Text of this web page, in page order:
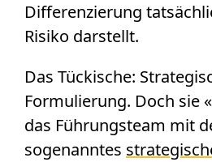
Differenzierung
Risiko darstellt.
Das Tückische:
Formulierung. Doch sie
das Führungsteam mit
sogenanntes